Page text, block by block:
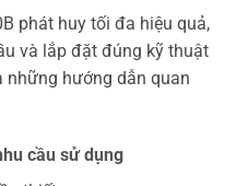
phát huy tối đa hiệu quả,
và lắp đặt đúng kỹ thuật
những hướng dẫn quan
cầu sử dụng